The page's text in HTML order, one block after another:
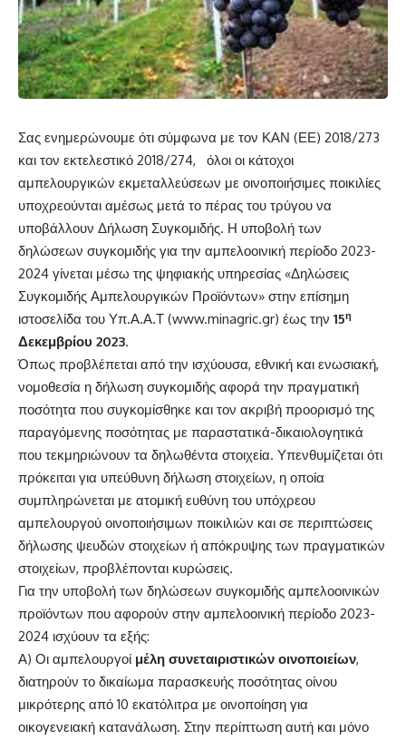
Σας ενημερώνουμε ότι σύμφωνα με τον ΚΑΝ (ΕΕ) 2018/273
και τον εκτελεστικό 2018/274, όλοι οι κάτοχοι
αμπελουργικών εκμεταλλεύσεων με οινοποιήσιμες ποικιλίες
υποχρεούνται αμέσως μετά το πέρας του τρύγου να
υποβάλλουν Δήλωση Συγκομιδής. Η υποβολή των
δηλώσεων συγκομιδής για την αμπελοοινική περίοδο 2023-
2024 γίνεται μέσω της ψηφιακής υπηρεσίας «Δηλώσεις
Συγκομιδής Αμπελουργικών Προϊόντων» στην επίσημη
ιστοσελίδα του Υπ.Α.Α.Τ (www.minagric.gr) έως την 15η
Δεκεμβρίου 2023.
Όπως προβλέπεται από την ισχύουσα, εθνική και ενωσιακή,
νομοθεσία η δήλωση συγκομιδής αφορά την πραγματική
ποσότητα που συγκομίσθηκε και τον ακριβή προορισμό της
παραγόμενης ποσότητας με παραστατικά-δικαιολογητικά
που τεκμηριώνουν τα δηλωθέντα στοιχεία. Υπενθυμίζεται ότι
πρόκειται για υπεύθυνη δήλωση στοιχείων, η οποία
συμπληρώνεται με ατομική ευθύνη του υπόχρεου
αμπελουργού οινοποιήσιμων ποικιλιών και σε περιπτώσεις
δήλωσης ψευδών στοιχείων ή απόκρυψης των πραγματικών
στοιχείων, προβλέπονται κυρώσεις.
Για την υποβολή των δηλώσεων συγκομιδής αμπελοοινικών
προϊόντων που αφορούν στην αμπελοοινική περίοδο 2023-
2024 ισχύουν τα εξής:
Α) Οι αμπελουργοί μέλη συνεταιριστικών οινοποιείων,
διατηρούν το δικαίωμα παρασκευής ποσότητας οίνου
μικρότερης από 10 εκατόλιτρα με οινοποίηση για
οικογενειακή κατανάλωση. Στην περίπτωση αυτή και μόνο